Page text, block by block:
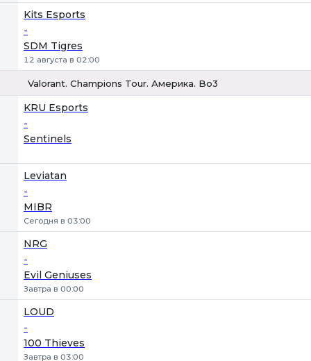
Kits Esports
-
SDM Tigres
12 августа в 02:00
Valorant. Champions Tour. Америка. Bo3
KRU Esports
-
Sentinels
Leviatan
-
MIBR
Сегодня в 03:00
NRG
-
Evil Geniuses
Завтра в 00:00
LOUD
-
100 Thieves
Завтра в 03:00